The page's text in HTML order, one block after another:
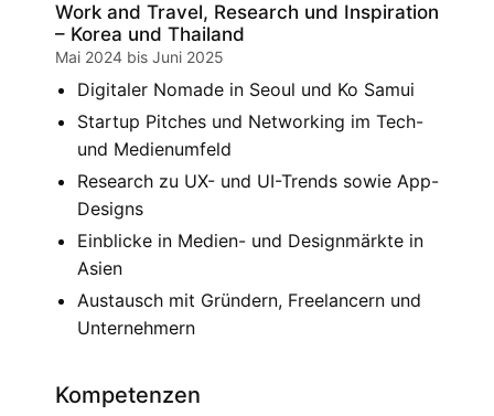
Work and Travel, Research und Inspiration
– Korea und Thailand
Mai 2024 bis Juni 2025
Digitaler Nomade in Seoul und Ko Samui
Startup Pitches und Networking im Tech-
und Medienumfeld
Research zu UX- und UI-Trends sowie App-
Designs
Einblicke in Medien- und Designmärkte in
Asien
Austausch mit Gründern, Freelancern und
Unternehmern
Kompetenzen